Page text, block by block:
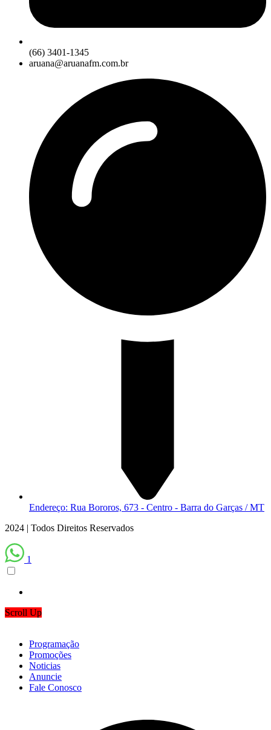
(66) 3401-1345
aruana@aruanafm.com.br
Endereço: Rua Bororos, 673 - Centro - Barra do Garças / MT
2024 | Todos Direitos Reservados
1
Scroll Up
Programação
Promoções
Noticias
Anuncie
Fale Conosco